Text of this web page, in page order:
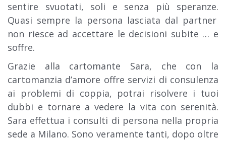
sentire svuotati, soli e senza più speranze.
Quasi sempre la persona lasciata dal partner
non riesce ad accettare le decisioni subite … e
soffre.
Grazie alla cartomante Sara, che con la
cartomanzia d’amore offre servizi di consulenza
ai problemi di coppia, potrai risolvere i tuoi
dubbi e tornare a vedere la vita con serenità.
Sara effettua i consulti di persona nella propria
sede a Milano. Sono veramente tanti, dopo oltre